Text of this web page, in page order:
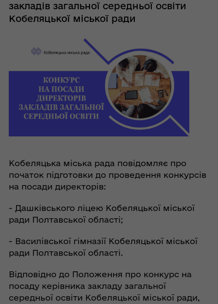
закладів загальної середньої освіти
Кобеляцької міської ради
Кобеляцька міська рада повідомляє про
початок підготовки до проведення конкурсів
на посади директорів:
- Дашківського ліцею Кобеляцької міської
ради Полтавської області;
- Василівської гімназії Кобеляцької міської
ради Полтавської області.
Відповідно до Положення про конкурс на
посаду керівника закладу загальної
середньої освіти Кобеляцької міської ради,